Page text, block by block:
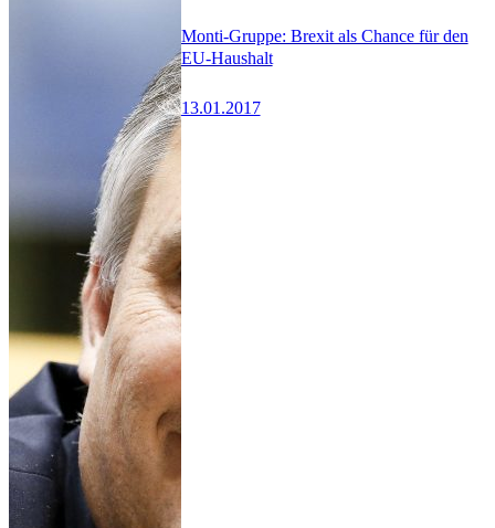
Monti-Gruppe: Brexit als Chance für den
EU-Haushalt
13.01.2017